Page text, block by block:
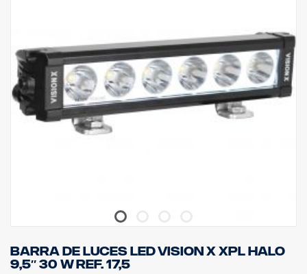
Barra de luces LED Vision X XPL HALO
9,5″ 30 W ref. 17,5